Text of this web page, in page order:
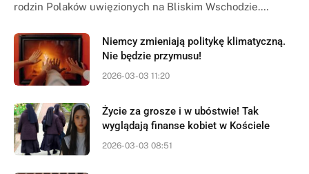
rodzin Polaków uwięzionych na Bliskim Wschodzie.…
Niemcy zmieniają politykę klimatyczną.
Nie będzie przymusu!
2026-03-03 11:20
Życie za grosze i w ubóstwie! Tak
wyglądają finanse kobiet w Kościele
2026-03-03 08:51